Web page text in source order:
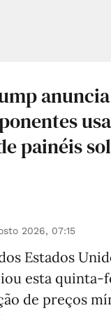
painéis
2026, 07:15
Estados
esta quinta-
de preços